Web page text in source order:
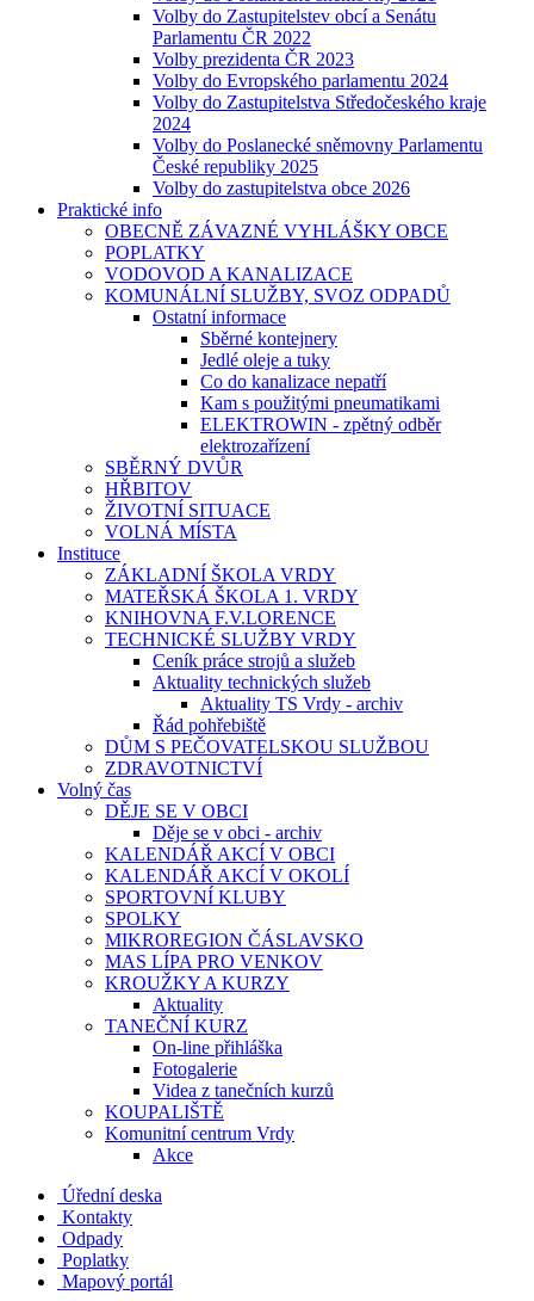
Volby do Zastupitelstev obcí a Senátu
Parlamentu ČR 2022
Volby prezidenta ČR 2023
Volby do Evropského parlamentu 2024
Volby do Zastupitelstva Středočeského kraje
2024
Volby do Poslanecké sněmovny Parlamentu
České republiky 2025
Volby do zastupitelstva obce 2026
Praktické info
OBECNĚ ZÁVAZNÉ VYHLÁŠKY OBCE
POPLATKY
VODOVOD A KANALIZACE
KOMUNÁLNÍ SLUŽBY, SVOZ ODPADŮ
Ostatní informace
Sběrné kontejnery
Jedlé oleje a tuky
Co do kanalizace nepatří
Kam s použitými pneumatikami
ELEKTROWIN - zpětný odběr
elektrozařízení
SBĚRNÝ DVŮR
HŘBITOV
ŽIVOTNÍ SITUACE
VOLNÁ MÍSTA
Instituce
ZÁKLADNÍ ŠKOLA VRDY
MATEŘSKÁ ŠKOLA 1. VRDY
KNIHOVNA F.V.LORENCE
TECHNICKÉ SLUŽBY VRDY
Ceník práce strojů a služeb
Aktuality technických služeb
Aktuality TS Vrdy - archiv
Řád pohřebiště
DŮM S PEČOVATELSKOU SLUŽBOU
ZDRAVOTNICTVÍ
Volný čas
DĚJE SE V OBCI
Děje se v obci - archiv
KALENDÁŘ AKCÍ V OBCI
KALENDÁŘ AKCÍ V OKOLÍ
SPORTOVNÍ KLUBY
SPOLKY
MIKROREGION ČÁSLAVSKO
MAS LÍPA PRO VENKOV
KROUŽKY A KURZY
Aktuality
TANEČNÍ KURZ
On-line přihláška
Fotogalerie
Videa z tanečních kurzů
KOUPALIŠTĚ
Komunitní centrum Vrdy
Akce
Úřední deska
Kontakty
Odpady
Poplatky
Mapový portál